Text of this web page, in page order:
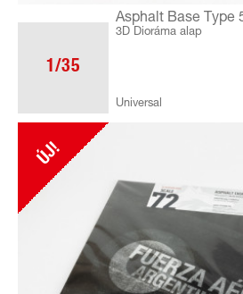
1/35
Asphalt Base Type
3D Dioráma alap
Universal
ÚJ!